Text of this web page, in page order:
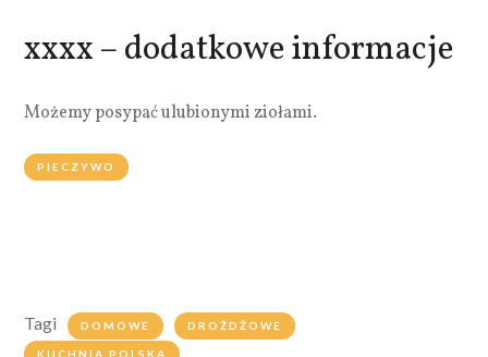
xxxx – dodatkowe informacje
Możemy posypać ulubionymi ziołami.
PIECZYWO
Tagi DOMOWE DROŻDŻOWE
KUCHNIA POLSKA